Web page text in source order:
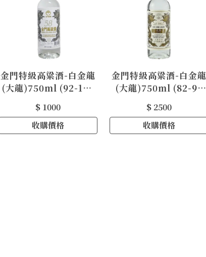
金門特級高粱酒-白金龍
(大龍)750ml (92-102
$ 1000
收購價格
金門特級高粱酒-白金龍
(大龍)750ml (82-91
$ 2500
收購價格